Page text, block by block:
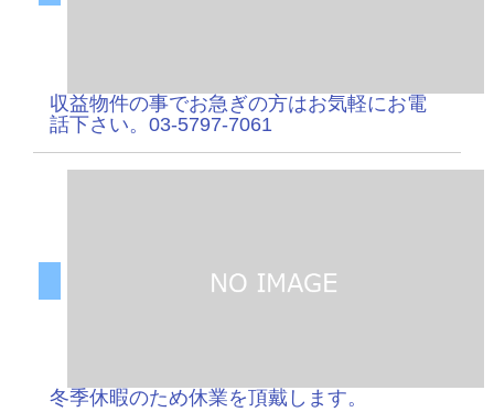
収益物件の事でお急ぎの方はお気軽にお電
話下さい。03-5797-7061
冬季休暇のため休業を頂戴します。